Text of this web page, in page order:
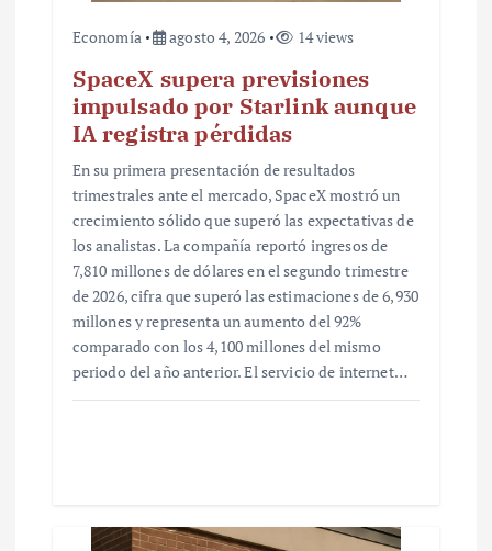
Economía agosto 4, 2026 14 views
SpaceX supera previsiones
impulsado por Starlink aunque
IA registra pérdidas
En su primera presentación de resultados
trimestrales ante el mercado, SpaceX mostró un
crecimiento sólido que superó las expectativas de
los analistas. La compañía reportó ingresos de
7,810 millones de dólares en el segundo trimestre
de 2026, cifra que superó las estimaciones de 6,930
millones y representa un aumento del 92%
comparado con los 4,100 millones del mismo
periodo del año anterior. El servicio de internet…